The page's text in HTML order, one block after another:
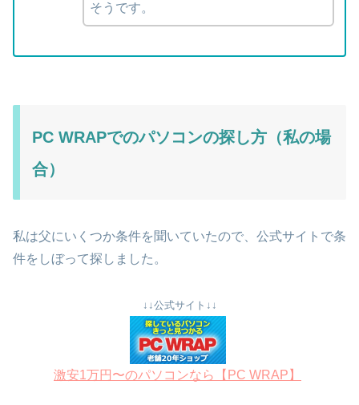
そうです。
PC WRAPでのパソコンの探し方（私の場
合）
私は父にいくつか条件を聞いていたので、公式サイトで条
件をしぼって探しました。
↓↓公式サイト↓↓
激安1万円〜のパソコンなら【PC WRAP】